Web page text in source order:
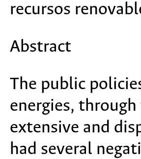
recursos
Abstract
The public
energies,
extensive and
had several